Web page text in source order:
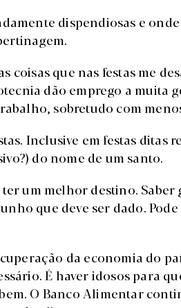
dispendiosas e
coisas que nas festas me
dão emprego a muita
sobretudo com
Inclusive em festas ditas
do nome de um santo.
um melhor destino. Saber
que deve ser dado.
da economia do
É haver idosos para
O Banco Alimentar